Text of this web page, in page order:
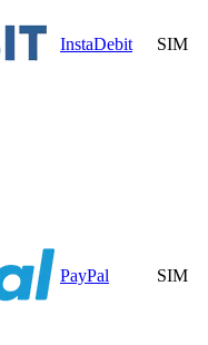
InstaDebit SIM
PayPal SIM